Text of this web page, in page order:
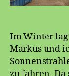
Im Winter lag
Markus und
zu fahren. Da